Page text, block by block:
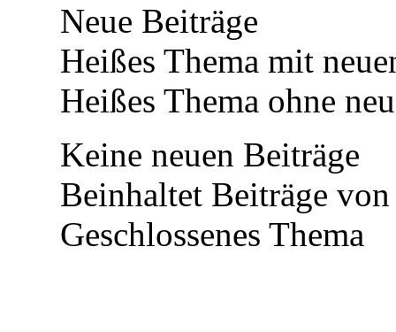
Neue Beiträge
Heißes Thema mit
Heißes Thema ohne
Keine neuen Beiträge
Beinhaltet Beiträge
Geschlossenes Thema